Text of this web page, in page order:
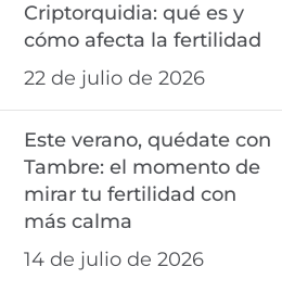
Criptorquidia: qué es y
cómo afecta la fertilidad
22 de julio de 2026
Este verano, quédate con
Tambre: el momento de
mirar tu fertilidad con
más calma
14 de julio de 2026